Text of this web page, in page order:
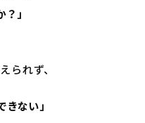
」
られず、
きない」